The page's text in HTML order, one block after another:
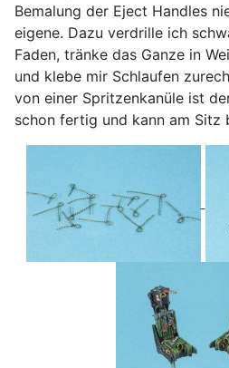
Bemalung der Eject Handles
eigene. Dazu verdrille ich
Faden, tränke das Ganze in
und klebe mir Schlaufen
von einer Spritzenkanüle ist
schon fertig und kann am Sitz